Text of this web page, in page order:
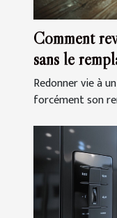
Comment
sans le
Redonner vie à
forcément son